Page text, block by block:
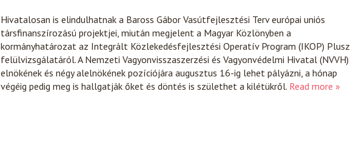
Hivatalosan is elindulhatnak a Baross Gábor Vasútfejlesztési Terv európai uniós
társfinanszírozású projektjei, miután megjelent a Magyar Közlönyben a
kormányhatározat az Integrált Közlekedésfejlesztési Operatív Program (IKOP) Plusz
felülvizsgálatáról. A Nemzeti Vagyonvisszaszerzési és Vagyonvédelmi Hivatal (NVVH)
elnökének és négy alelnökének pozíciójára augusztus 16-ig lehet pályázni, a hónap
végéig pedig meg is hallgatják őket és döntés is születhet a kilétükről. Read more »